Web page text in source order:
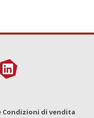
Condizioni di vendita